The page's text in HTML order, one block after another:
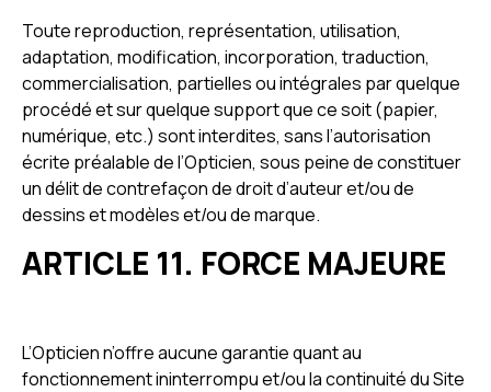
Toute reproduction, représentation, utilisation,
adaptation, modification, incorporation, traduction,
commercialisation, partielles ou intégrales par quelque
procédé et sur quelque support que ce soit (papier,
numérique, etc.) sont interdites, sans l’autorisation
écrite préalable de l’Opticien, sous peine de constituer
un délit de contrefaçon de droit d’auteur et/ou de
dessins et modèles et/ou de marque.
ARTICLE 11. FORCE MAJEURE
L’Opticien n’offre aucune garantie quant au
fonctionnement ininterrompu et/ou la continuité du Site